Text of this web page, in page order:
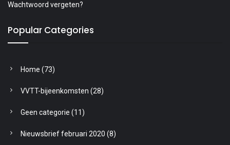
Wachtwoord vergeten?
Popular Categories
Home (73)
VVTT-bijeenkomsten (28)
Geen categorie (11)
Nieuwsbrief februari 2020 (8)